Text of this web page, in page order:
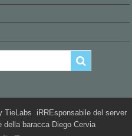
TieLabs iRREsponsabile del server
baracca Diego Cervia